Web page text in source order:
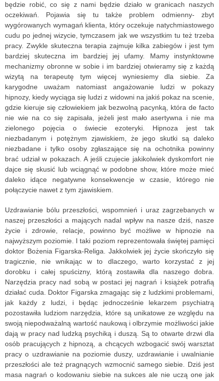
będzie robić, co się z nami będzie działo w granicach naszych
oczekiwań. Pojawia się tu także problem odmienny- zbyt
wygórowanych wymagań klienta, który oczekuje natychmiastowego
cudu po jednej wizycie, tymczasem jak we wszystkim tu też trzeba
pracy. Zwykle skuteczna terapia zajmuje kilka zabiegów i jest tym
bardziej skuteczna im bardziej jej ufamy. Mamy instynktowne
mechanizmy obronne w sobie i im bardziej otwieramy się z każdą
wizytą na terapeutę tym więcej wyniesiemy dla siebie. Za
karygodne uważam natomiast angażowanie ludzi w pokazy
hipnozy, kiedy wyciąga się ludzi z widowni na jakiś pokaz na scenie,
gdzie kieruje się człowiekiem jak bezwolną pacynką, która de facto
nie wie na co się zapisała, jeżeli jest mało asertywna i nie ma
zielonego pojęcia o świecie ezoteryki. Hipnoza jest tak
niezbadanym i potężnym zjawiskiem, że jego skutki są daleko
niezbadane i tylko osoby zgłaszające się na ochotnika powinny
brać udział w pokazach. A jeśli czujecie jakikolwiek dyskomfort nie
dajce się skusić lub wciągnąć w podobne show, które może mieć
daleko idące negatywne konsekwencje w czasie, którego nie
połączycie nawet z tym zjawiskiem.
Uzdrawianie bólu przeszłości, wspomnień i uraz zagrzebanych w
naszej przeszłości a mających nadal wpływ na nasze dziś, nasze
życie i zdrowie, relacje, powinno być możliwe w hipnozie na
najwyższym poziomie. I taki poziom reprezentowała świętej pamięci
doktor Bożenia Figarska-Religa. Jakkolwiek jej życie skończyło się
tragicznie, nie wnikając w to dlaczego, warto korzystać z jej
dorobku i całej spuścizny, którą zostawiła dla naszego dobra.
Narzędzia pracy nad sobą w postaci jej nagrań i książek potrafią
działać cuda. Doktor Figarska zmagając się z ludzkimi problemami,
jak każdy z ludzi, i będąc jednocześnie lekarzem psychiatrą
pozostawiła ludziom narzędzia, które są unikatowe ze względu na
swoją niepodważalną wartość naukową i olbrzymie możliwości jakie
dają w pracy nad ludzką psychiką i duszą. Są to otwarte drzwi dla
osób pracujących z hipnozą, a chcących wzbogacić swój warsztat
pracy o uzdrawianie na poziomie duszy, uzdrawianie i uwalnianie
przeszłości ale też pragnących wzmocnić samego siebie. Dziś jest
masa nagrań o kodowaniu siebie na sukces ale nie uczą one jak